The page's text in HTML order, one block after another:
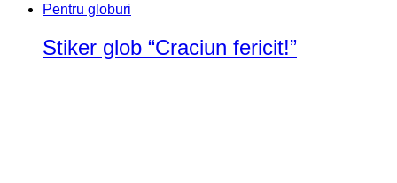
Pentru globuri
Stiker glob “Craciun fericit!”